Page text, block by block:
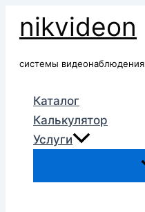
Перейти
nikvideon
системы видеонаблюдения
Каталог
Калькулятор
Услуги